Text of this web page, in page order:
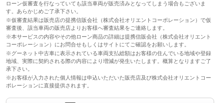
ローン仮審査を行なっていても該当車両が販売済みとなってしまう場合もございま
す。あらかじめご了承下さい。
※仮審査結果は販売店の提携信販会社（株式会社オリエントコーポレーション）で仮
審査後、該当車両の販売店よりお客様へ審査結果をご連絡します。
※本サービスの内容やその他ローン商品の詳細は提携信販会社（株式会社オリエント
コーポレーション）にお問合せもしくはサイトにてご確認をお願いします。
※グーネット中古車に表示されている車両支払総額はお客様の住んでいる地域や登録
地域、実際に契約される際の内容により増減が発生いたします。概算となりますご了
承下さい。
※お客様が入力された個人情報は申込いただいた販売店及び株式会社オリエントコー
ポレーションに直接提供されます。